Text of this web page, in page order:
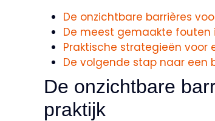
De onzichtbare barrières
De meest gemaakte
Praktische strategieën voor
De volgende stap naar een
De onzichtbare
praktijk